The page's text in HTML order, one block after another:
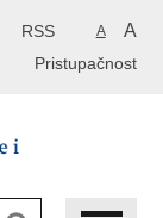
A A
RSS
Pristupačnost